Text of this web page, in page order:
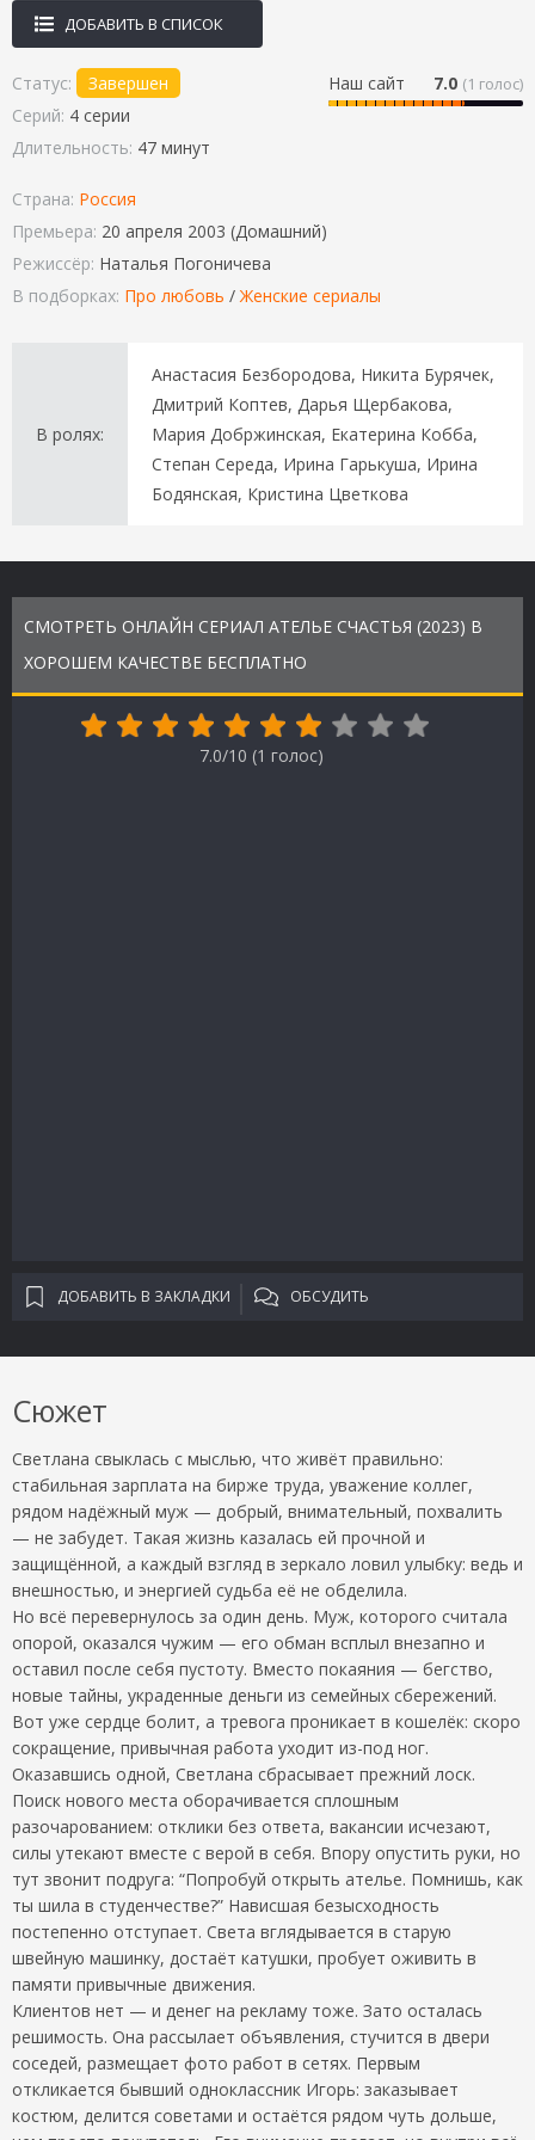
ДОБАВИТЬ В СПИСОК
Наш сайт 7.0 (1 голос)
Статус:
Завершен
Серий: 4 серии
Длительность: 47 минут
Страна: Россия
Премьера: 20 апреля 2003 (Домашний)
Режиссёр: Наталья Погоничева
В подборках: Про любовь / Женские сериалы
В ролях:
Анастасия Безбородова, Никита Бурячек,
Дмитрий Коптев, Дарья Щербакова,
Мария Добржинская, Екатерина Кобба,
Степан Середа, Ирина Гарькуша, Ирина
Бодянская, Кристина Цветкова
СМОТРЕТЬ ОНЛАЙН СЕРИАЛ АТЕЛЬЕ СЧАСТЬЯ (2023) В
ХОРОШЕМ КАЧЕСТВЕ БЕСПЛАТНО
7.0/10 (1 голос)
ДОБАВИТЬ В ЗАКЛАДКИ ОБСУДИТЬ
Сюжет
Светлана свыклась с мыслью, что живёт правильно:
стабильная зарплата на бирже труда, уважение коллег,
рядом надёжный муж — добрый, внимательный, похвалить
— не забудет. Такая жизнь казалась ей прочной и
защищённой, а каждый взгляд в зеркало ловил улыбку: ведь и
внешностью, и энергией судьба её не обделила.
Но всё перевернулось за один день. Муж, которого считала
опорой, оказался чужим — его обман всплыл внезапно и
оставил после себя пустоту. Вместо покаяния — бегство,
новые тайны, украденные деньги из семейных сбережений.
Вот уже сердце болит, а тревога проникает в кошелёк: скоро
сокращение, привычная работа уходит из-под ног.
Оказавшись одной, Светлана сбрасывает прежний лоск.
Поиск нового места оборачивается сплошным
разочарованием: отклики без ответа, вакансии исчезают,
силы утекают вместе с верой в себя. Впору опустить руки, но
тут звонит подруга: “Попробуй открыть ателье. Помнишь, как
ты шила в студенчестве?” Нависшая безысходность
постепенно отступает. Света вглядывается в старую
швейную машинку, достаёт катушки, пробует оживить в
памяти привычные движения.
Клиентов нет — и денег на рекламу тоже. Зато осталась
решимость. Она рассылает объявления, стучится в двери
соседей, размещает фото работ в сетях. Первым
откликается бывший одноклассник Игорь: заказывает
костюм, делится советами и остаётся рядом чуть дольше,